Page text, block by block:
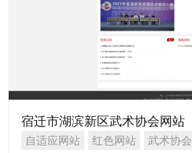
宿迁市湖滨新区武术协会网站
自适应网站 红色网站 武术协会